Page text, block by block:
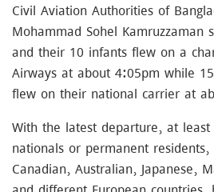
Civil Aviation Authorities of
Mohammad Sohel Kamruzzaman
and their 10 infants flew on a
Airways at about 4:05pm while
flew on their national carrier at
With the latest departure, at
nationals or permanent
Canadian, Australian, Japanese,